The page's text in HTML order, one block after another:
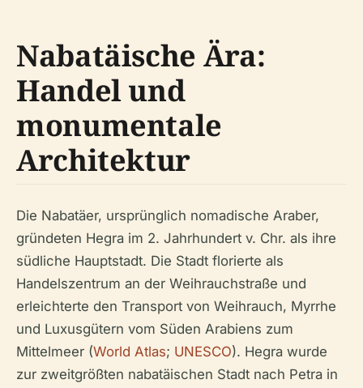
Nabatäische Ära:
Handel und
monumentale
Architektur
Die Nabatäer, ursprünglich nomadische Araber,
gründeten Hegra im 2. Jahrhundert v. Chr. als ihre
südliche Hauptstadt. Die Stadt florierte als
Handelszentrum an der Weihrauchstraße und
erleichterte den Transport von Weihrauch, Myrrhe
und Luxusgütern vom Süden Arabiens zum
Mittelmeer (World Atlas; UNESCO). Hegra wurde
zur zweitgrößten nabatäischen Stadt nach Petra in